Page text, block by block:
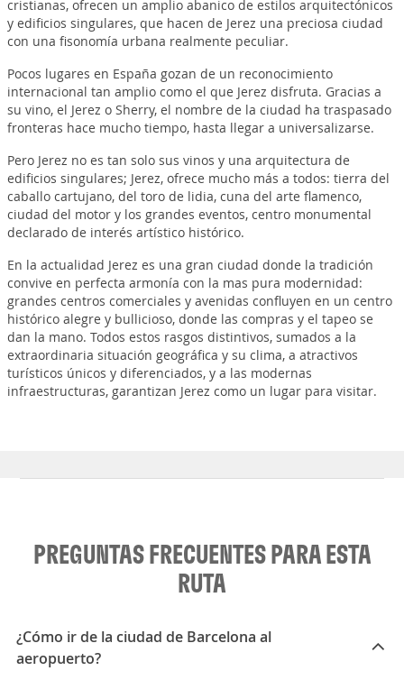
cristianas, ofrecen un amplio abanico de estilos arquitectónicos
y edificios singulares, que hacen de Jerez una preciosa ciudad
con una fisonomía urbana realmente peculiar.
Pocos lugares en España gozan de un reconocimiento
internacional tan amplio como el que Jerez disfruta. Gracias a
su vino, el Jerez o Sherry, el nombre de la ciudad ha traspasado
fronteras hace mucho tiempo, hasta llegar a universalizarse.
Pero Jerez no es tan solo sus vinos y una arquitectura de
edificios singulares; Jerez, ofrece mucho más a todos: tierra del
caballo cartujano, del toro de lidia, cuna del arte flamenco,
ciudad del motor y los grandes eventos, centro monumental
declarado de interés artístico histórico.
En la actualidad Jerez es una gran ciudad donde la tradición
convive en perfecta armonía con la mas pura modernidad:
grandes centros comerciales y avenidas confluyen en un centro
histórico alegre y bullicioso, donde las compras y el tapeo se
dan la mano. Todos estos rasgos distintivos, sumados a la
extraordinaria situación geográfica y su clima, a atractivos
turísticos únicos y diferenciados, y a las modernas
infraestructuras, garantizan Jerez como un lugar para visitar.
PREGUNTAS FRECUENTES PARA ESTA
RUTA
¿Cómo ir de la ciudad de Barcelona al
aeropuerto?